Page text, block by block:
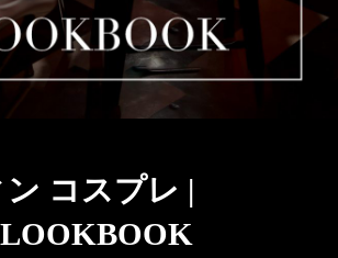
コスプレ |